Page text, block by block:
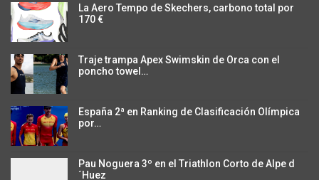
La Aero Tempo de Skechers, carbono total por
170 €
Traje trampa Apex Swimskin de Orca con el
poncho towel…
España 2ª en Ranking de Clasificación Olímpica
por…
Pau Noguera 3º en el Triathlon Corto de Alpe d
´Huez